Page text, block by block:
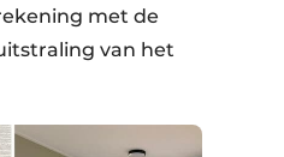
met de
van het